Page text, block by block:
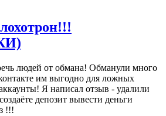
людей от обмана! Обманули много
им выгодно для ложных
Я написал отзыв - удалили
депозит вывести деньги
!!!